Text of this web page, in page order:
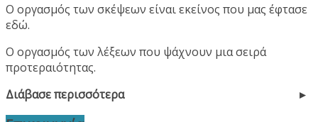
Ο οργασμός των σκέψεων είναι εκείνος που μας έφτασε
εδώ.
Ο οργασμός των λέξεων που ψάχνουν μια σειρά
προτεραιότητας.
Διάβασε περισσότερα